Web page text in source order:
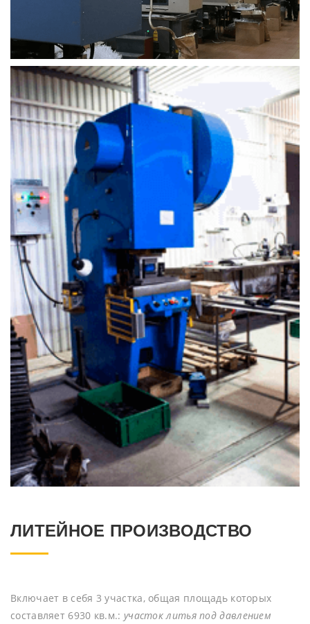
ЛИТЕЙНОЕ ПРОИЗВОДСТВО
Включает в себя 3 участка, общая площадь которых
составляет 6930 кв.м.: участок литья под давлением